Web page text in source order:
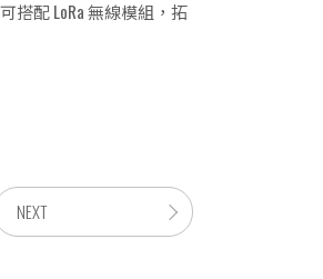
搭配 LoRa 無線模組，拓
NEXT